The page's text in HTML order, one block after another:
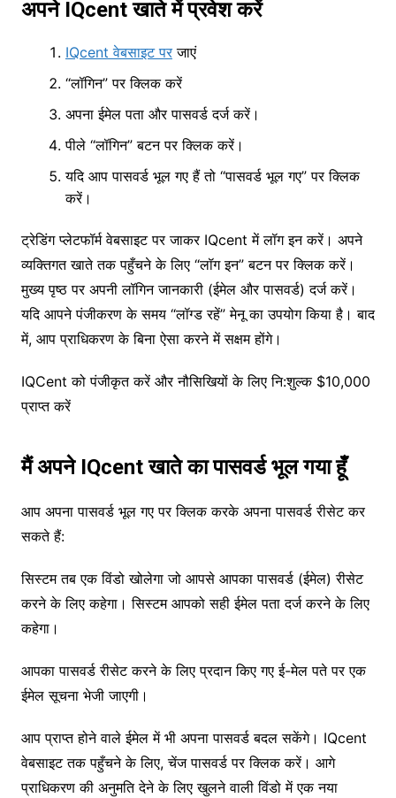
अपने IQcent खाते में प्रवेश करें
IQcent वेबसाइट परजाएं
“लॉगिन” पर क्लिक करें
अपना ईमेल पता और पासवर्ड दर्ज करें।
पीले “लॉगिन” बटन पर क्लिक करें।
यदि आप पासवर्ड भूल गए हैं तो “पासवर्ड भूल गए” पर क्लिक
करें।
ट्रेडिंग प्लेटफॉर्म वेबसाइट पर जाकर IQcent में लॉग इन करें। अपने
व्यक्तिगत खाते तक पहुँचने के लिए “लॉग इन” बटन पर क्लिक करें।
मुख्य पृष्ठ पर अपनी लॉगिन जानकारी (ईमेल और पासवर्ड) दर्ज करें।
यदि आपने पंजीकरण के समय “लॉग्ड रहें” मेनू का उपयोग किया है। बाद
में, आप प्राधिकरण के बिना ऐसा करने में सक्षम होंगे।
IQCent को पंजीकृत करें और नौसिखियों के लिए नि:शुल्क $10,000
प्राप्त करें
मैं अपने IQcent खाते का पासवर्ड भूल गया हूँ
आप अपना पासवर्ड भूल गए पर क्लिक करके अपना पासवर्ड रीसेट कर
सकते हैं:
सिस्टम तब एक विंडो खोलेगा जो आपसे आपका पासवर्ड (ईमेल) रीसेट
करने के लिए कहेगा। सिस्टम आपको सही ईमेल पता दर्ज करने के लिए
कहेगा।
आपका पासवर्ड रीसेट करने के लिए प्रदान किए गए ई-मेल पते पर एक
ईमेल सूचना भेजी जाएगी।
आप प्राप्त होने वाले ईमेल में भी अपना पासवर्ड बदल सकेंगे। IQcent
वेबसाइट तक पहुँचने के लिए, चेंज पासवर्ड पर क्लिक करें। आगे
प्राधिकरण की अनुमति देने के लिए खुलने वाली विंडो में एक नया